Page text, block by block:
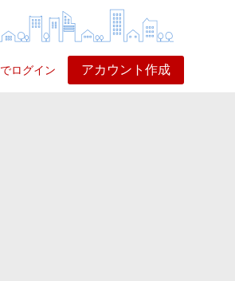
ログイン アカウント作成